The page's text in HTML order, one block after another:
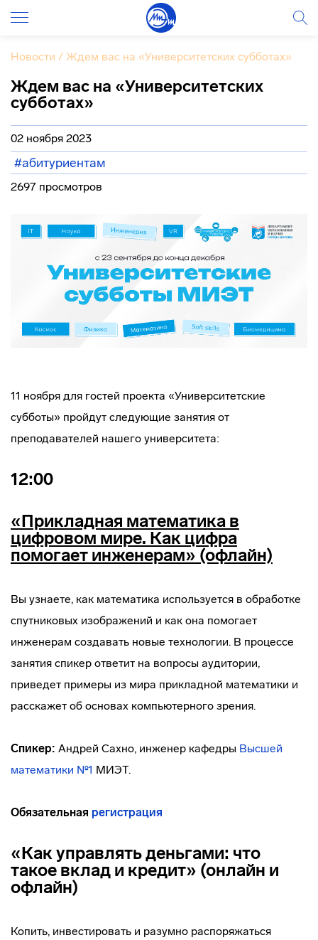
Новости / Ждем вас на «Университетских субботах»
Ждем вас на «Университетских
субботах»
02 ноября 2023
#абитуриентам
2697 просмотров
11 ноября для гостей проекта «Университетские
субботы» пройдут следующие занятия от
преподавателей нашего университета:
12:00
«Прикладная математика в
цифровом мире. Как цифра
помогает инженерам» (офлайн)
Вы узнаете, как математика используется в обработке
спутниковых изображений и как она помогает
инженерам создавать новые технологии. В процессе
занятия спикер ответит на вопросы аудитории,
приведет примеры из мира прикладной математики и
расскажет об основах компьютерного зрения.
Спикер: Андрей Сахно, инженер кафедры Высшей
математики №1 МИЭТ.
Обязательная регистрация
«Как управлять деньгами: что
такое вклад и кредит» (онлайн и
офлайн)
Копить, инвестировать и разумно распоряжаться